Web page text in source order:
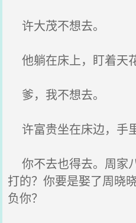
许大茂不想去。
他躺在床上，盯着天
爹，我不想去。
许富贵坐在床边，手
你不去也得去。周家
打的？你要是娶了周晓
负你？